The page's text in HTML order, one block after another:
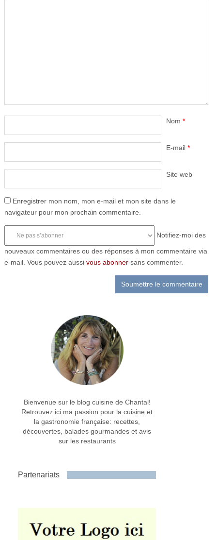
Nom *
E-mail *
Site web
Enregistrer mon nom, mon e-mail et mon site dans le
navigateur pour mon prochain commentaire.
Notifiez-moi des
nouveaux commentaires ou des réponses à mon commentaire via
e-mail. Vous pouvez aussi vous abonnersans commenter.
Bienvenue sur le blog cuisine de Chantal!
Retrouvez ici ma passion pour la cuisine et
la gastronomie française: recettes,
découvertes, balades gourmandes et avis
sur les restaurants
Partenariats